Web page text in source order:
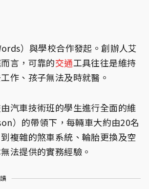
）與學校合作發起。創辦人艾
言，可靠的交通工具往往是維持
作、孩子無法及時就醫。
汽車技術班的學生進行全面的維
）的帶領下，每輛車大約由20名
複雜的煞車系統、輪胎更換及空
法提供的實務經驗。